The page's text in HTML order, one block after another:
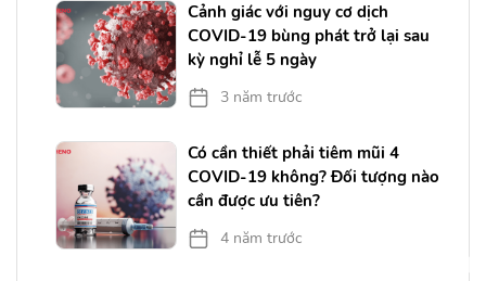
Cảnh giác với nguy cơ dịch
COVID-19 bùng phát trở lại sau
kỳ nghỉ lễ 5 ngày
3 năm trước
Có cần thiết phải tiêm mũi 4
COVID-19 không? Đối tượng nào
cần được ưu tiên?
4 năm trước